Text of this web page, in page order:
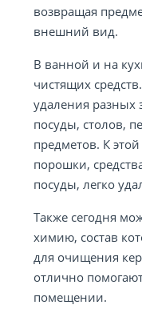
возвращая
внешний вид.
В ванной и на
чистящих
удаления разных
посуды, столов,
предметов. К
порошки,
посуды, легко
Также сегодня
химию, состав
для очищения
отлично
помещении.